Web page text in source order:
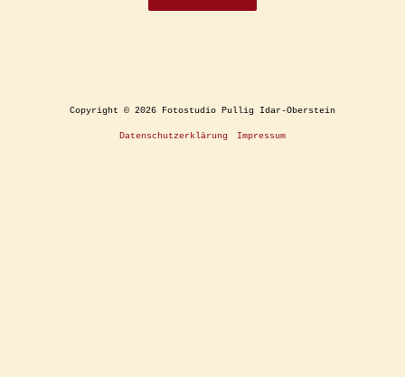
Copyright © 2026 Fotostudio Pullig Idar-Oberstein
Datenschutzerklärung Impressum